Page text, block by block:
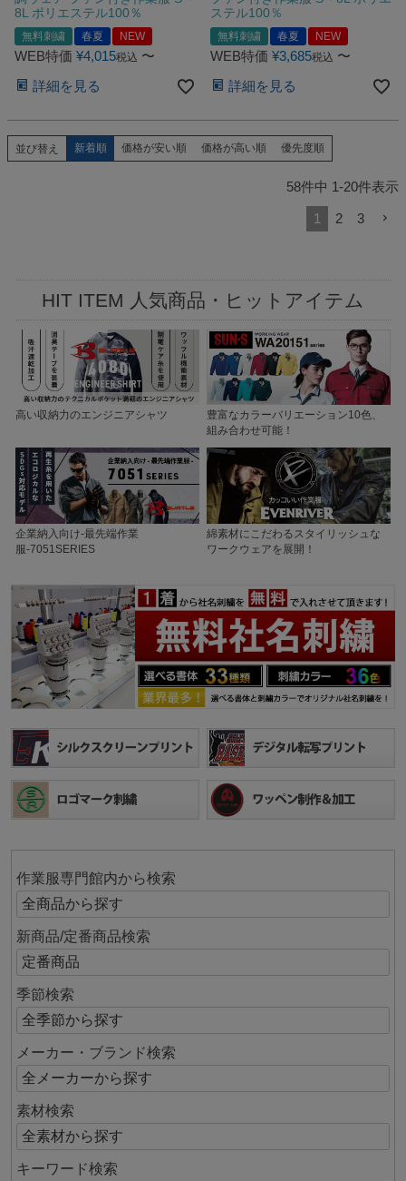
8L ポリエステル100％
無料刺繍 春夏 NEW
WEB特価 ¥4,015税込 〜
詳細を見る
ステル100％
無料刺繍 春夏 NEW
WEB特価 ¥3,685税込 〜
詳細を見る
並び替え 新着順 価格が安い順 価格が高い順 優先度順
58件中 1-20件表示
1 2 3
HIT ITEM 人気商品・ヒットアイテム
高い収納力のエンジニアシャツ
豊富なカラーバリエーション10色、
組み合わせ可能！
企業納入向け-最先端作業
服-7051SERIES
綿素材にこだわるスタイリッシュな
ワークウェアを展開！
作業服専門館内から検索
新商品/定番商品検索
季節検索
メーカー・ブランド検索
素材検索
キーワード検索